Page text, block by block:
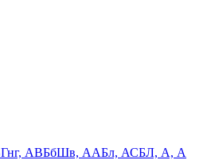
АВБбШв, ААБл, АСБЛ, А, А